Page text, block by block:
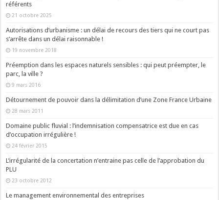
référents
21 octobre 2025
Autorisations d’urbanisme : un délai de recours des tiers qui ne court pas
s’arrête dans un délai raisonnable !
19 novembre 2018
Préemption dans les espaces naturels sensibles : qui peut préempter, le
parc, la ville ?
9 mars 2016
Détournement de pouvoir dans la délimitation d’une Zone France Urbaine
28 mars 2011
Domaine public fluvial : l’indemnisation compensatrice est due en cas
d’occupation irrégulière !
24 février 2015
L’irrégularité de la concertation n’entraine pas celle de l’approbation du
PLU
23 octobre 2012
Le management environnemental des entreprises